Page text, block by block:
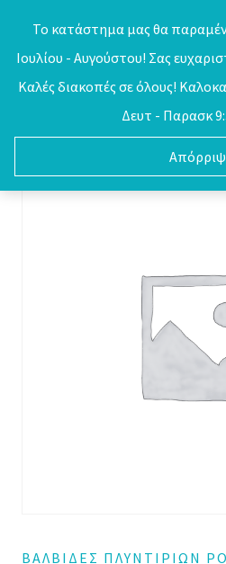
Το κατάστημα μας θα
Ιουλίου - Αυγούστου! Σας
Καλές διακοπές σε όλους!
Δευτ - Παρασκ
ΒΑΛΒΊΔΕΣ ΠΛΥΝΤΙΡΊΩΝ